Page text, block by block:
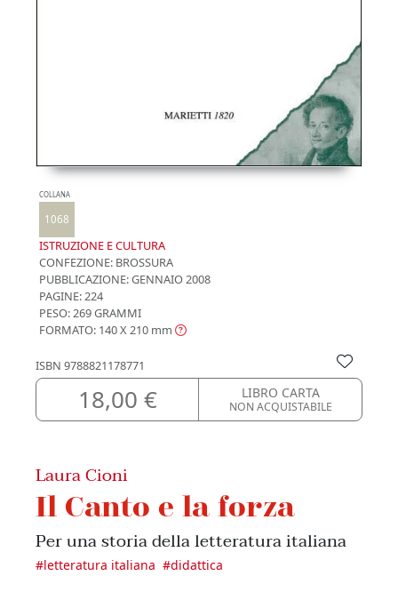
COLLANA
1068
ISTRUZIONE E CULTURA
CONFEZIONE: BROSSURA
PUBBLICAZIONE:GENNAIO 2008
PAGINE: 224
PESO: 269 GRAMMI
FORMATO: 140 X 210 mm
ISBN 9788821178771
18,00 € LIBRO CARTA
NON ACQUISTABILE
Laura Cioni
Il Canto e la forza
Per una storia della letteratura italiana
#letteratura italiana #didattica